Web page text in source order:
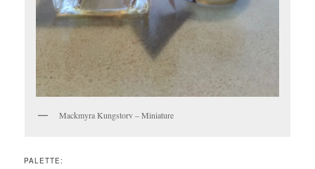
Mackmyra Kungstorv – Miniature
PALETTE: